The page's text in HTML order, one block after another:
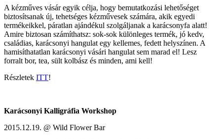
A kézműves vásár egyik célja, hogy bemutatkozási lehetőséget
biztosítsanak új, tehetséges kézművesek számára, akik egyedi
termékeikkel, páratlan ajándékul szolgáljanak a karácsonyfa alatt!
Amire biztosan számíthatsz: sok-sok különleges termék, jó kedv,
családias, karácsonyi hangulat egy kellemes, fedett helyszínen. A
hamisíthatatlan karácsonyi vásári hangulat sem marad el! Lesz
forralt bor, tea, sült kolbász és minden, ami kell!
Részletek ITT!
Karácsonyi Kalligráfia Workshop
2015.12.19. @ Wild Flower Bar